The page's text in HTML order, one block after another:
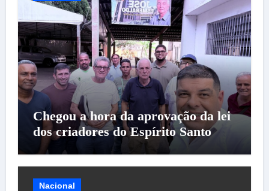
Chegou a hora da aprovação da lei
dos criadores do Espírito Santo
Nacional